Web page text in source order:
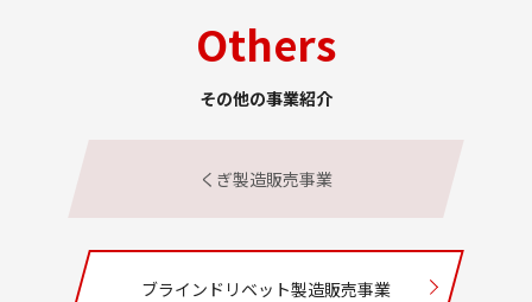
Others
その他の事業紹介
くぎ製造販売事業
ブラインドリベット製造販売事業